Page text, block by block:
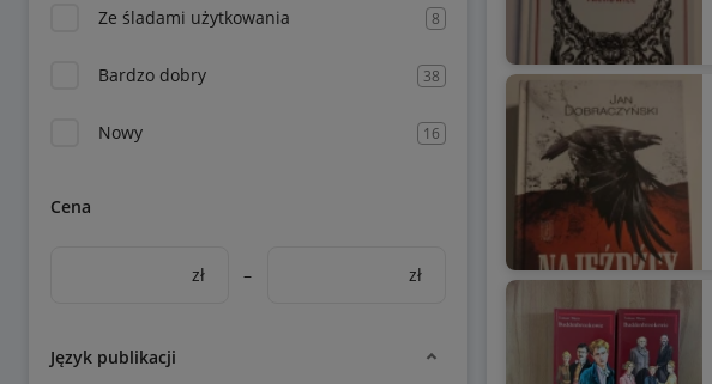
Ze śladami użytkowania 8
Bardzo dobry 38
Nowy 16
Cena
zł – zł
Język publikacji